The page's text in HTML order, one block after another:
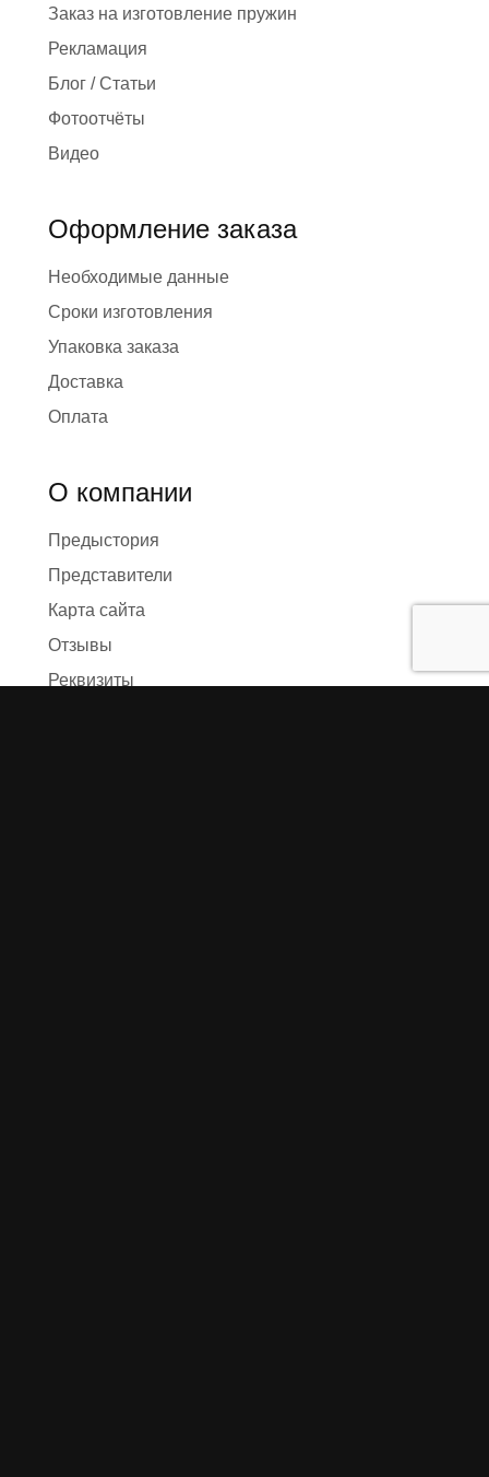
Заказ на изготовление пружин
Рекламация
Блог / Статьи
Фотоотчёты
Видео
Оформление заказа
Необходимые данные
Сроки изготовления
Упаковка заказа
Доставка
Оплата
О компании
Предыстория
Представители
Карта сайта
Отзывы
Реквизиты